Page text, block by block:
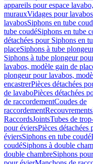
appareils pour espace
murauxVidages pour lavabos
lavabosSiphons en tube
tube coudéSiphons en tube
détachées pour Siphons en
placeSiphons à tube
Siphons à tube plongeur
lavabos, modèle gain de
plongeur pour lavabos,
encastrerPièces détachées
de lavaboPièces détachées
de raccordementCoudes de
raccordementRecouvrements
RaccordsJointsTubes de
pour éviersPièces
éviersSiphons en tube coudé
coudéSiphons à double
double chambreSiphons